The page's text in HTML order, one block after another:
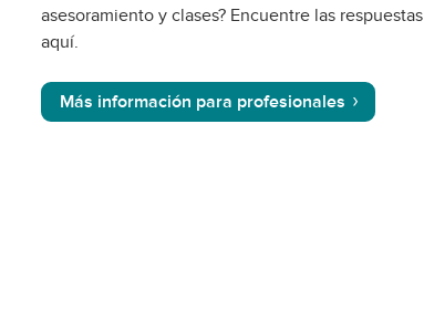
asesoramiento y clases? Encuentre las respuestas
aquí.
Más información para profesionales